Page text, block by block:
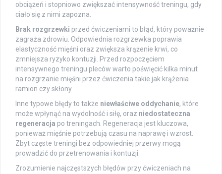
obciążeń i stopniowo zwiększać intensywność treningu, gdy
ciało się z nimi zapozna.
Brak rozgrzewki przed ćwiczeniami to błąd, który poważnie
zagraża zdrowiu. Odpowiednia rozgrzewka poprawia
elastyczność mięśni oraz zwiększa krążenie krwi, co
zmniejsza ryzyko kontuzji. Przed rozpoczęciem
intensywnego treningu pleców warto poświęcić kilka minut
na rozgrzanie mięśni przez ćwiczenia takie jak krążenia
ramion czy skłony.
Inne typowe błędy to także niewłaściwe oddychanie, które
może wpłynąć na wydolność i siłę, oraz niedostateczna
regeneracja po treningach. Regeneracja jest kluczowa,
ponieważ mięśnie potrzebują czasu na naprawę i wzrost.
Zbyt częste treningi bez odpowiedniej przerwy mogą
prowadzić do przetrenowania i kontuzji.
Zrozumienie najczęstszych błędów przy ćwiczeniach na